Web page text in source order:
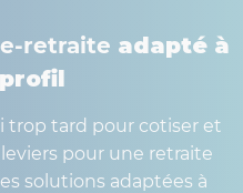
retraite adapté à
trop tard pour cotiser et
pour une retraite
solutions adaptées à